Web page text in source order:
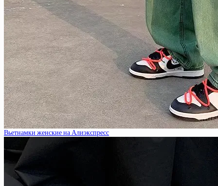
Вьетнамки женские на Алиэкспресс